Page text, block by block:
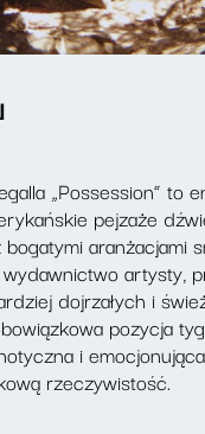
„Possession” to
pejzaże
aranżacjami
artysty,
dojrzałych i
pozycja
i
rzeczywistość.